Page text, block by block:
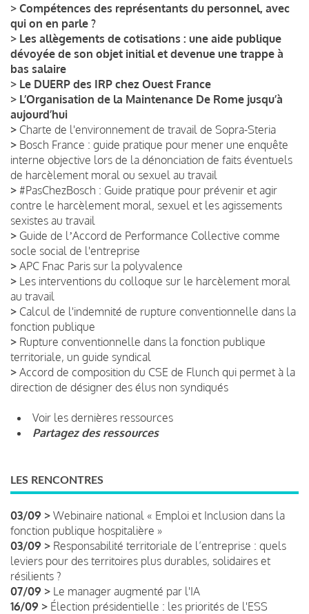
> Compétences des représentants du personnel, avec
qui on en parle ?
> Les allègements de cotisations : une aide publique
dévoyée de son objet initial et devenue une trappe à
bas salaire
> Le DUERP des IRP chez Ouest France
> L’Organisation de la Maintenance De Rome jusqu’à
aujourd’hui
> Charte de l'environnement de travail de Sopra-Steria
> Bosch France : guide pratique pour mener une enquête
interne objective lors de la dénonciation de faits éventuels
de harcèlement moral ou sexuel au travail
> #PasChezBosch : Guide pratique pour prévenir et agir
contre le harcèlement moral, sexuel et les agissements
sexistes au travail
> Guide de lʼAccord de Performance Collective comme
socle social de l'entreprise
> APC Fnac Paris sur la polyvalence
> Les interventions du colloque sur le harcèlement moral
au travail
> Calcul de l'indemnité de rupture conventionnelle dans la
fonction publique
> Rupture conventionnelle dans la fonction publique
territoriale, un guide syndical
> Accord de composition du CSE de Flunch qui permet à la
direction de désigner des élus non syndiqués
Voir les dernières ressources
Partagez des ressources
LES RENCONTRES
03/09 > Webinaire national « Emploi et Inclusion dans la
fonction publique hospitalière »
03/09 > Responsabilité territoriale de l’entreprise : quels
leviers pour des territoires plus durables, solidaires et
résilients ?
07/09 > Le manager augmenté par l'IA
16/09 > Élection présidentielle : les priorités de l'ESS